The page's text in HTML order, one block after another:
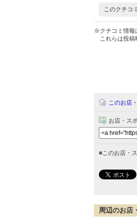
このクチコ
※クチコミ情報
これらは投稿
このお店
お店・ス
■このお店・
周辺のお店